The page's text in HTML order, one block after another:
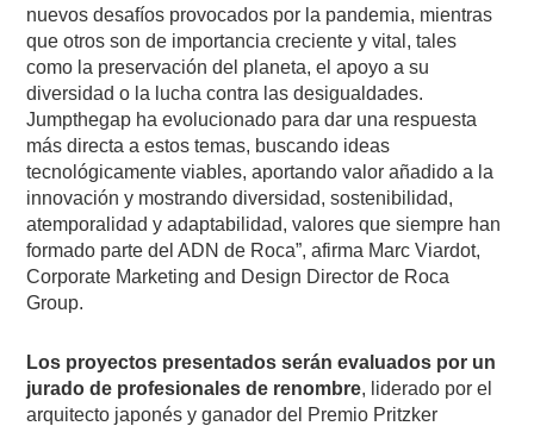
nuevos desafíos provocados por la pandemia, mientras
que otros son de importancia creciente y vital, tales
como la preservación del planeta, el apoyo a su
diversidad o la lucha contra las desigualdades.
Jumpthegap ha evolucionado para dar una respuesta
más directa a estos temas, buscando ideas
tecnológicamente viables, aportando valor añadido a la
innovación y mostrando diversidad, sostenibilidad,
atemporalidad y adaptabilidad, valores que siempre han
formado parte del ADN de Roca”, afirma Marc Viardot,
Corporate Marketing and Design Director de Roca
Group.
Los proyectos presentados serán evaluados por un
jurado de profesionales de renombre, liderado por el
arquitecto japonés y ganador del Premio Pritzker